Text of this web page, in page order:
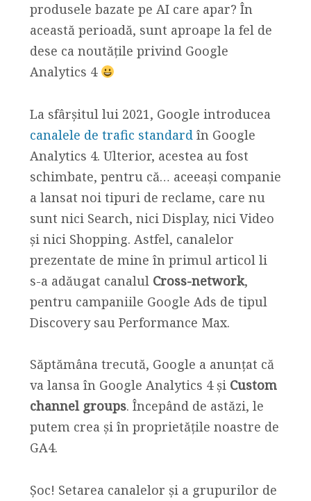
produsele bazate pe AI care apar? În
această perioadă, sunt aproape la fel de
dese ca noutățile privind Google
Analytics 4
La sfârșitul lui 2021, Google introducea
canalele de trafic standard în Google
Analytics 4. Ulterior, acestea au fost
schimbate, pentru că… aceeași companie
a lansat noi tipuri de reclame, care nu
sunt nici Search, nici Display, nici Video
și nici Shopping. Astfel, canalelor
prezentate de mine în primul articol li
s-a adăugat canalul Cross-network,
pentru campaniile Google Ads de tipul
Discovery sau Performance Max.
Săptămâna trecută, Google a anunțat că
va lansa în Google Analytics 4 și Custom
channel groups. Începând de astăzi, le
putem crea și în proprietățile noastre de
GA4.
Șoc! Setarea canalelor și a grupurilor de